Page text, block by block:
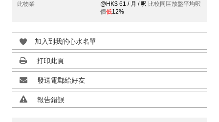
此物業 @HK$ 61 / 月 / 呎 比較同區放盤平均呎
價低12%
加入到我的心水名單
打印此頁
發送電郵給好友
報告錯誤